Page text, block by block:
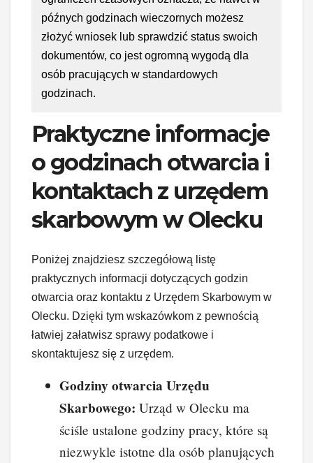
późnych godzinach wieczornych możesz
złożyć wniosek lub sprawdzić status swoich
dokumentów, co jest ogromną wygodą dla
osób pracujących w standardowych
godzinach.
Praktyczne informacje
o godzinach otwarcia i
kontaktach z urzędem
skarbowym w Olecku
Poniżej znajdziesz szczegółową listę
praktycznych informacji dotyczących godzin
otwarcia oraz kontaktu z Urzędem Skarbowym w
Olecku. Dzięki tym wskazówkom z pewnością
łatwiej załatwisz sprawy podatkowe i
skontaktujesz się z urzędem.
Godziny otwarcia Urzędu
Skarbowego: Urząd w Olecku ma
ściśle ustalone godziny pracy, które są
niezwykle istotne dla osób planujących